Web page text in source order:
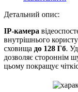
Детальний опис:
IP-камера
внутрішнього
сховища до 128 Гб.
дозволяє стороннім
цьому покращує